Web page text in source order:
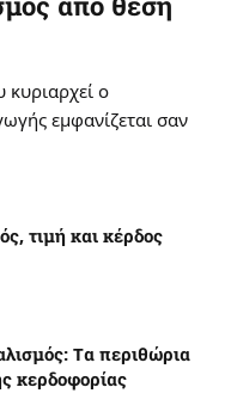
ο
εμφανίζεται σαν
τιμή και κέρδος
Tα περιθώρια
κερδοφορίας